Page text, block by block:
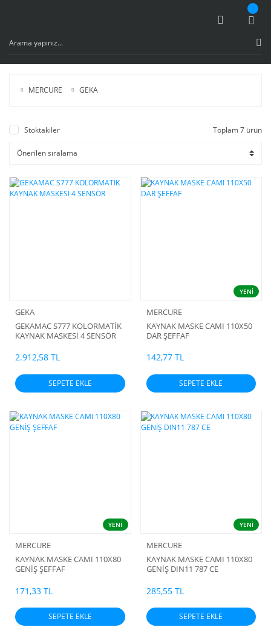
MERCURE GEKA
Stoktakiler Toplam 7 ürün
GEKA
GEKAMAC S777 KOLORMATİK
KAYNAK MASKESİ 4 SENSÖR
2.912,58 TL
SEPETE EKLE
YENİ
MERCURE
KAYNAK MASKE CAMI 110X50
DAR ŞEFFAF
142,77 TL
SEPETE EKLE
YENİ
MERCURE
KAYNAK MASKE CAMI 110X80
GENİŞ ŞEFFAF
171,33 TL
SEPETE EKLE
YENİ
MERCURE
KAYNAK MASKE CAMI 110X80
GENİŞ DIN11 787 CE
285,55 TL
SEPETE EKLE